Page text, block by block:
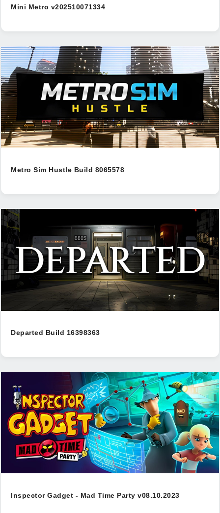
Mini Metro v202510071334
Metro Sim Hustle Build 8065578
Departed Build 16398363
Inspector Gadget - Mad Time Party v08.10.2023